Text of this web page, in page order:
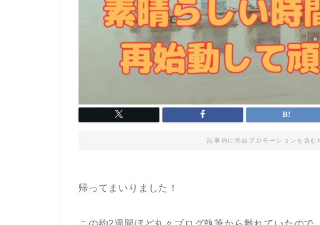
記事内に商品プロモーションを含む
帰ってまいりました！